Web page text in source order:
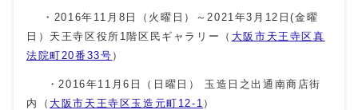
・2016年11月8日（火曜日）～2021年3月12日(金曜
日）天王寺区役所1階区民ギャラリー（ 大阪市天王寺区真
法院町20番33号 ）
・2016年11月6日（日曜日） 玉造日之出通南商店街
内（ 大阪市天王寺区玉造元町12-1 ）